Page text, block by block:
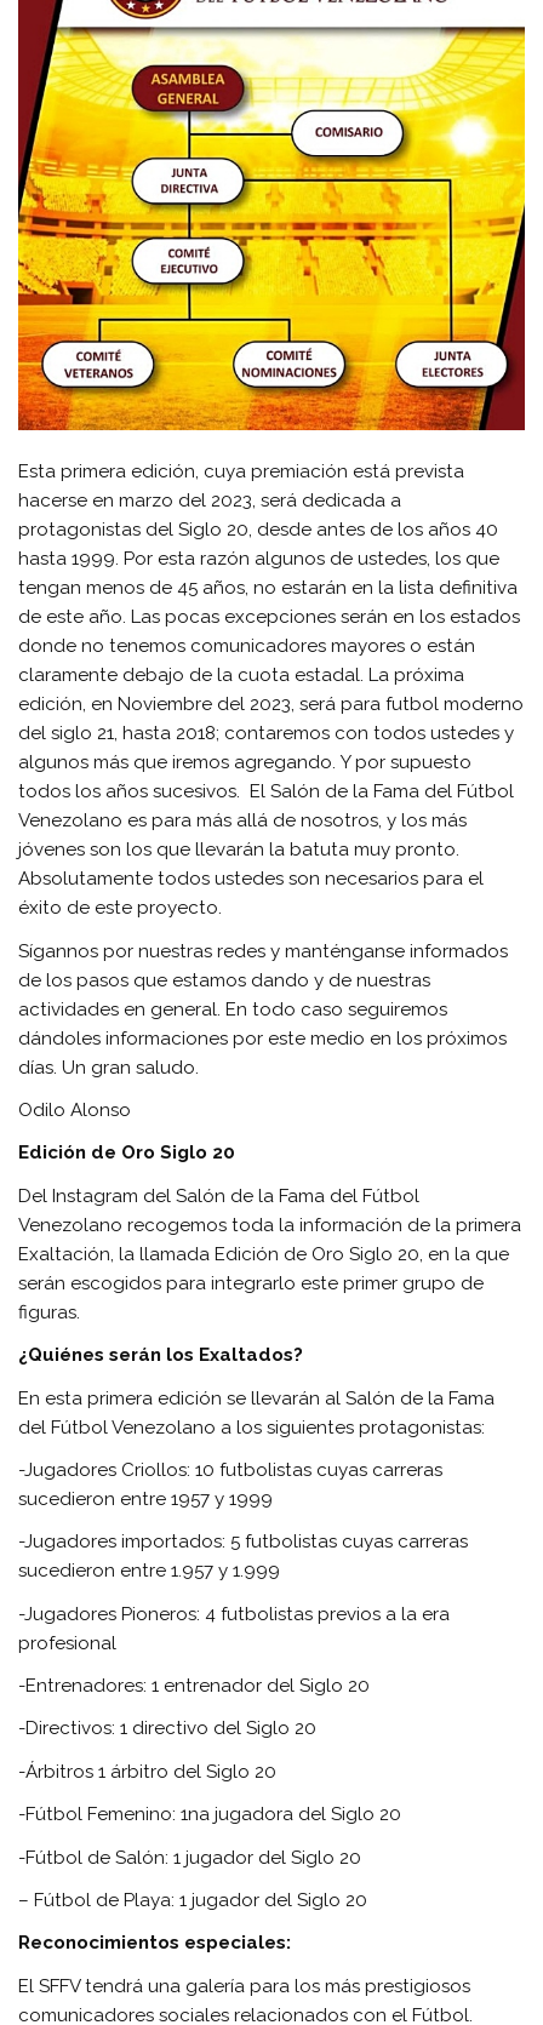
Esta primera edición, cuya premiación está prevista
hacerse en marzo del 2023, será dedicada a
protagonistas del Siglo 20, desde antes de los años 40
hasta 1999. Por esta razón algunos de ustedes, los que
tengan menos de 45 años, no estarán en la lista definitiva
de este año. Las pocas excepciones serán en los estados
donde no tenemos comunicadores mayores o están
claramente debajo de la cuota estadal. La próxima
edición, en Noviembre del 2023, será para futbol moderno
del siglo 21, hasta 2018; contaremos con todos ustedes y
algunos más que iremos agregando. Y por supuesto
todos los años sucesivos. El Salón de la Fama del Fútbol
Venezolano es para más allá de nosotros, y los más
jóvenes son los que llevarán la batuta muy pronto.
Absolutamente todos ustedes son necesarios para el
éxito de este proyecto.
Sígannos por nuestras redes y manténganse informados
de los pasos que estamos dando y de nuestras
actividades en general. En todo caso seguiremos
dándoles informaciones por este medio en los próximos
días. Un gran saludo.
Odilo Alonso
Edición de Oro Siglo 20
Del Instagram del Salón de la Fama del Fútbol
Venezolano recogemos toda la información de la primera
Exaltación, la llamada Edición de Oro Siglo 20, en la que
serán escogidos para integrarlo este primer grupo de
figuras.
¿Quiénes serán los Exaltados?
En esta primera edición se llevarán al Salón de la Fama
del Fútbol Venezolano a los siguientes protagonistas:
-Jugadores Criollos: 10 futbolistas cuyas carreras
sucedieron entre 1957 y 1999
-Jugadores importados: 5 futbolistas cuyas carreras
sucedieron entre 1.957 y 1.999
-Jugadores Pioneros: 4 futbolistas previos a la era
profesional
-Entrenadores: 1 entrenador del Siglo 20
-Directivos: 1 directivo del Siglo 20
-Árbitros 1 árbitro del Siglo 20
-Fútbol Femenino: 1na jugadora del Siglo 20
-Fútbol de Salón: 1 jugador del Siglo 20
– Fútbol de Playa: 1 jugador del Siglo 20
Reconocimientos especiales:
El SFFV tendrá una galería para los más prestigiosos
comunicadores sociales relacionados con el Fútbol.